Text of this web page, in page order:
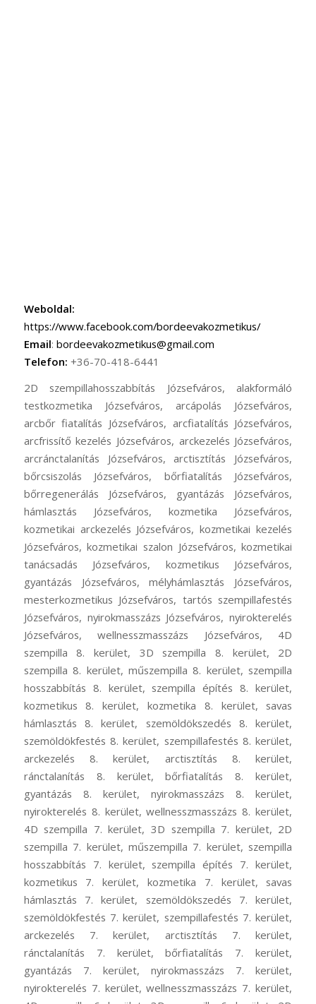
Weboldal:
https://www.facebook.com/bordeevakozmetikus/
Email: bordeevakozmetikus@gmail.com
Telefon: +36-70-418-6441
2D szempillahosszabbítás Józsefváros, alakformáló
testkozmetika Józsefváros, arcápolás Józsefváros,
arcbőr fiatalítás Józsefváros, arcfiatalítás Józsefváros,
arcfrissítő kezelés Józsefváros, arckezelés Józsefváros,
arcránctalanítás Józsefváros, arctisztítás Józsefváros,
bőrcsiszolás Józsefváros, bőrfiatalítás Józsefváros,
bőrregenerálás Józsefváros, gyantázás Józsefváros,
hámlasztás Józsefváros, kozmetika Józsefváros,
kozmetikai arckezelés Józsefváros, kozmetikai kezelés
Józsefváros, kozmetikai szalon Józsefváros, kozmetikai
tanácsadás Józsefváros, kozmetikus Józsefváros,
gyantázás Józsefváros, mélyhámlasztás Józsefváros,
mesterkozmetikus Józsefváros, tartós szempillafestés
Józsefváros, nyirokmasszázs Józsefváros, nyirokterelés
Józsefváros, wellnesszmasszázs Józsefváros, 4D
szempilla 8. kerület, 3D szempilla 8. kerület, 2D
szempilla 8. kerület, műszempilla 8. kerület, szempilla
hosszabbítás 8. kerület, szempilla építés 8. kerület,
kozmetikus 8. kerület, kozmetika 8. kerület, savas
hámlasztás 8. kerület, szemöldökszedés 8. kerület,
szemöldökfestés 8. kerület, szempillafestés 8. kerület,
arckezelés 8. kerület, arctisztítás 8. kerület,
ránctalanítás 8. kerület, bőrfiatalítás 8. kerület,
gyantázás 8. kerület, nyirokmasszázs 8. kerület,
nyirokterelés 8. kerület, wellnesszmasszázs 8. kerület,
4D szempilla 7. kerület, 3D szempilla 7. kerület, 2D
szempilla 7. kerület, műszempilla 7. kerület, szempilla
hosszabbítás 7. kerület, szempilla építés 7. kerület,
kozmetikus 7. kerület, kozmetika 7. kerület, savas
hámlasztás 7. kerület, szemöldökszedés 7. kerület,
szemöldökfestés 7. kerület, szempillafestés 7. kerület,
arckezelés 7. kerület, arctisztítás 7. kerület,
ránctalanítás 7. kerület, bőrfiatalítás 7. kerület,
gyantázás 7. kerület, nyirokmasszázs 7. kerület,
nyirokterelés 7. kerület, wellnesszmasszázs 7. kerület,